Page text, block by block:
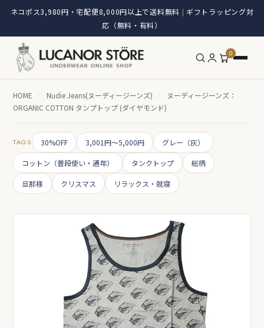
ネコポス3,980円・宅配便8,000円以上で送料無料 | ギフトラッピング対
応（無料・有料）
0
HOME / Nudie Jeans(ヌーディージーンズ) /
ヌーディージーンズ：
ORGANIC COTTON タンプトップ (ダイヤモンド)
TAGS 30%OFF 3,001円～5,000円 グレー（灰）
コットン（普段使い・通年） タンクトップ 総柄
旦那様 クリスマス リラックス・就寝